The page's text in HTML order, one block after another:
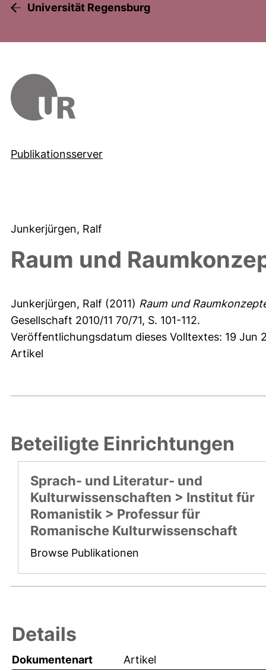
Universität Regensburg
Publikationsserver
Junkerjürgen, Ralf
Raum und
Junkerjürgen, Ralf (2011) Raum und
Gesellschaft 2010/11 70/71, S. 101-112.
Veröffentlichungsdatum dieses Volltextes: 19 Jun
Artikel
Beteiligte Einrichtungen
Sprach- und Literatur- und
Kulturwissenschaften > Institut für
Romanistik > Professur für
Romanische Kulturwissenschaft
Browse Publikationen
Details
Dokumentenart
Artikel